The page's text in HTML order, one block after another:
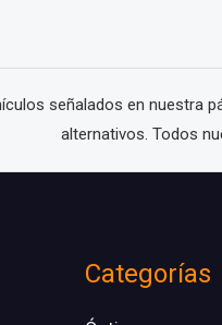
señalados en nuestra
alternativos. Todos
Categorías